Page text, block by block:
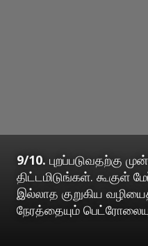
9/10. புறப்படுவதற்கு
திட்டமிடுங்கள். கூகுள்
இல்லாத குறுகிய
நேரத்தையும்